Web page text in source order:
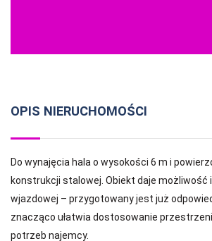
OPIS NIERUCHOMOŚCI
Do wynajęcia hala o wysokości 6 m i
konstrukcji stalowej. Obiekt daje możliwość
wjazdowej – przygotowany jest już
znacząco ułatwia dostosowanie
potrzeb najemcy.